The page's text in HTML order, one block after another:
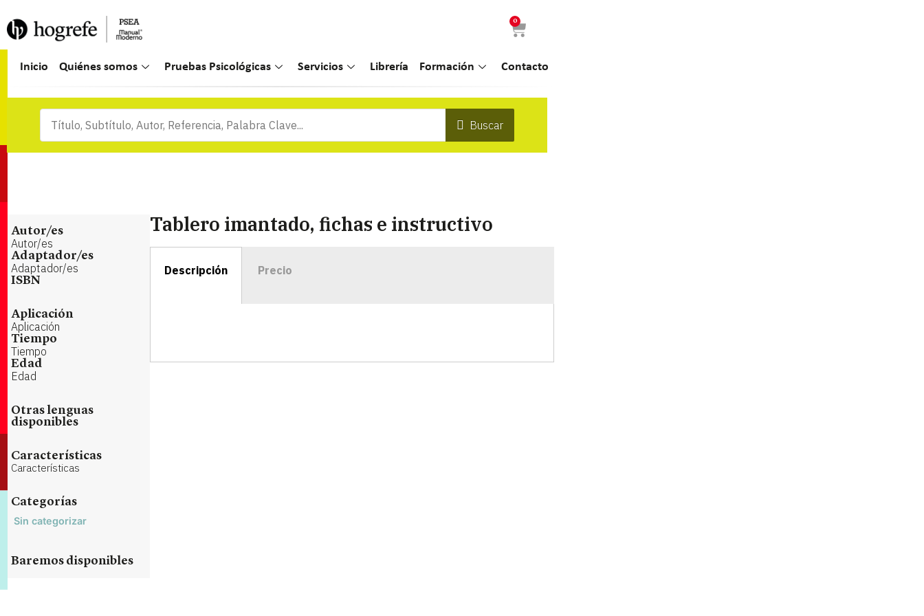
0
Inicio Quiénes somos Pruebas Psicológicas Servicios Librería Formación Contacto
Buscar
Autor/es
Autor/es
Adaptador/es
Adaptador/es
ISBN
Aplicación
Aplicación
Tiempo
Tiempo
Edad
Edad
Otras lenguas
disponibles
Características
Características
Categorías
Sin categorizar
Baremos disponibles
Tablero imantado, fichas e instructivo
Descripción Precio